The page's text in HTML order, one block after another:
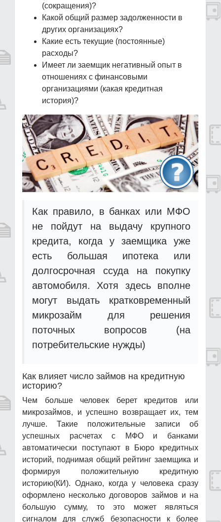
(сокращения)?
Какой общий размер задолженности в
других организациях?
Какие есть текущие (постоянные)
расходы?
Имеет ли заемщик негативный опыт в
отношениях с финансовыми
организациями (какая кредитная
история)?
Как правило, в банках или МФО
не пойдут на выдачу крупного
кредита, когда у заемщика уже
есть большая ипотека или
долгосрочная ссуда на покупку
автомобиля. Хотя здесь вполне
могут выдать кратковременный
микрозайм для решения
поточных вопросов (на
потребительские нужды)
Как влияет число займов на кредитную
историю?
Чем больше человек берет кредитов или
микрозаймов, и успешно возвращает их, тем
лучше. Такие положительные записи об
успешных расчетах с МФО и банками
автоматически поступают в Бюро кредитных
историй, поднимая общий рейтинг заемщика и
формируя положительную кредитную
историю(КИ). Однако, когда у человека сразу
оформлено несколько договоров займов и на
большую сумму, то это может являться
сигналом для служб безопасности к более